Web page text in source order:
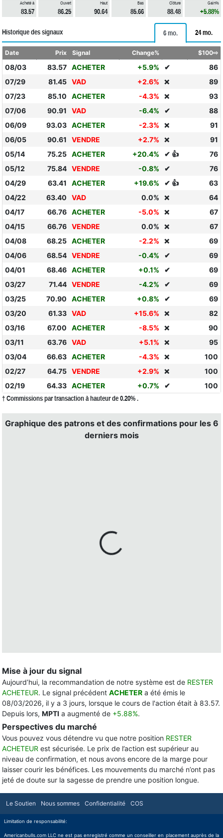
Acheté à
83.57
Ouvert
86.25
Haut
90.64
Bas
85.66
Clôture
88.48
Gain%
+5.88%
Historique des signaux 6 mo. 24 mo.
Date Prix Signal Change% $100⇨
08/03 83.57 ACHETER +5.9% ✔
86
07/29
81.45 VAD +2.6% ❌
89
07/23
85.10 ACHETER -4.3% ❌
93
07/06
90.91 VAD -6.4% ✔
88
06/09
93.03 ACHETER -2.3% ❌
91
06/05
90.61 VENDRE +2.7% ❌
91
05/14
75.25 ACHETER +20.4% ✔ 👍
76
05/12
75.84 VENDRE -0.8% ✔
76
04/29
63.41 ACHETER +19.6% ✔ 👍
63
04/22
63.40 VAD 0.0% ❌
64
04/17
66.76 ACHETER -5.0% ❌
67
04/15
66.76 VENDRE 0.0% ❌
67
04/08
68.25 ACHETER -2.2% ❌
69
04/06
68.54 VENDRE -0.4% ✔
69
04/01
68.46 ACHETER +0.1% ✔
69
03/27
71.44 VENDRE -4.2% ✔
69
03/25
70.90 ACHETER +0.8% ✔
69
03/20
61.33 VAD +15.6% ❌
82
03/16
67.00 ACHETER -8.5% ❌
90
03/11
63.76 VAD +5.1% ❌
95
03/04
66.63 ACHETER -4.3% ❌
100
02/27
64.75 VENDRE +2.9% ❌
100
02/19
64.33 ACHETER +0.7% ✔ 100
† Commissions par transaction à hauteur de 0.20% .
Graphique des patrons et des confirmations pour les 6
derniers mois
Mise à jour du signal
Aujourd’hui, la recommandation de notre système est de RESTER
ACHETEUR. Le signal précédent ACHETER a été émis le
08/03/2026, il y a 3 jours, lorsque le cours de l'action était à 83.57.
Depuis lors, MPTI a augmenté de +5.88%.
Perspectives du marché
Vous pouvez vous détendre vu que notre position RESTER
ACHETEUR est sécurisée. Le prix de l’action est supérieur au
niveau de confirmation, et nous avons encore de la marge pour
laisser courir les bénéfices. Les mouvements du marché n’ont pas
jeté de doute sur la sagesse de prendre une position longue.
Le Soutien Nous sommes Confidentialité COS
Limitation de responsabilité:
Americanbulls.com LLC ne est pas enregistré comme un conseiller en placement auprès de la